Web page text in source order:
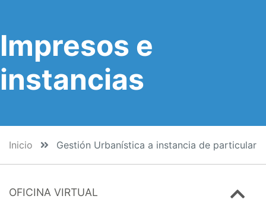
Impresos e
instancias
Inicio Gestión Urbanística a instancia de particular
OFICINA VIRTUAL